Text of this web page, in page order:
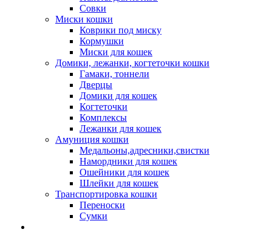
Совки
Миски кошки
Коврики под миску
Кормушки
Миски для кошек
Домики, лежанки, когтеточки кошки
Гамаки, тоннели
Дверцы
Домики для кошек
Когтеточки
Комплексы
Лежанки для кошек
Амуниция кошки
Медальоны,адресники,свистки
Намордники для кошек
Ошейники для кошек
Шлейки для кошек
Транспортировка кошки
Переноски
Сумки